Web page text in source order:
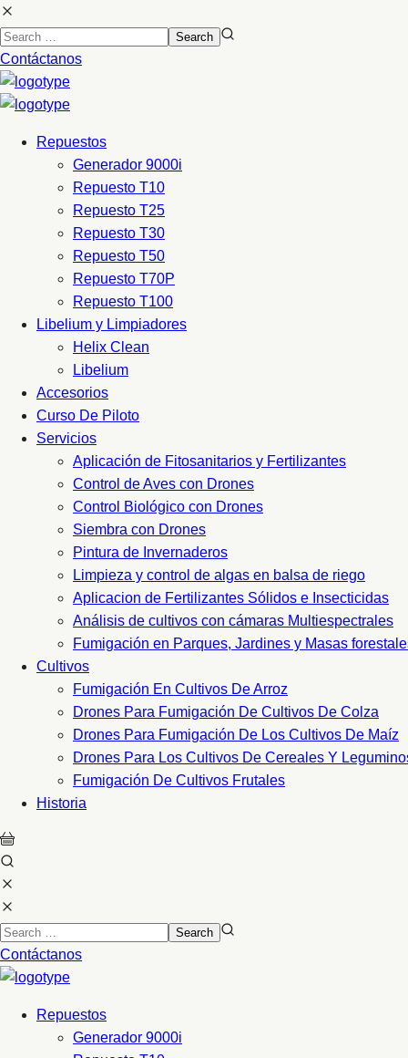
Contáctanos
Repuestos
Generador 9000i
Repuesto T10
Repuesto T25
Repuesto T30
Repuesto T50
Repuesto T70P
Repuesto T100
Libelium y Limpiadores
Helix Clean
Libelium
Accesorios
Curso De Piloto
Servicios
Aplicación de Fitosanitarios y Fertilizantes
Control de Aves con Drones
Control Biológico con Drones
Siembra con Drones
Pintura de Invernaderos
Limpieza y control de algas en balsa de riego
Aplicacion de Fertilizantes Sólidos e Insecticidas
Análisis de cultivos con cámaras Multiespectrales
Fumigación en Parques, Jardines y Masas
Cultivos
Fumigación En Cultivos De Arroz
Drones Para Fumigación De Cultivos De Colza
Drones Para Fumigación De Los Cultivos De Maíz
Drones Para Los Cultivos De Cereales Y
Fumigación De Cultivos Frutales
Historia
Contáctanos
Repuestos
Generador 9000i